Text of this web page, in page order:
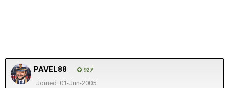
PAVEL88 927
Joined: 01-Jun-2005